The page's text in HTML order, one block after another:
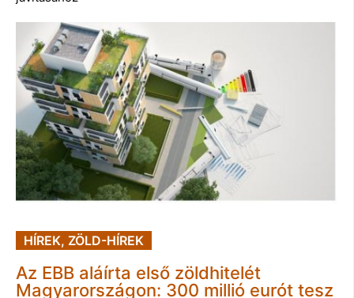
HÍREK, ZÖLD-HÍREK
Az EBB aláírta első zöldhitelét
Magyarországon: 300 millió eurót tesz